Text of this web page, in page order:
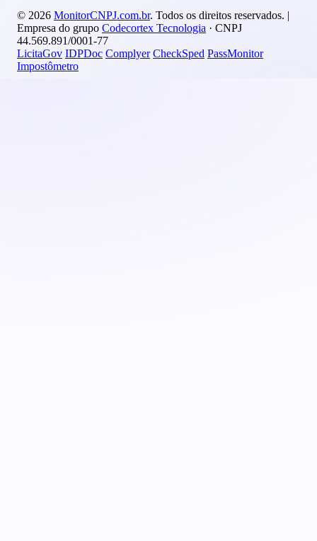
© 2026 MonitorCNPJ.com.br. Todos os direitos reservados. |
Empresa do grupo Codecortex Tecnologia · CNPJ
44.569.891/0001-77
LicitaGov IDPDoc Complyer CheckSped PassMonitor
Impostômetro